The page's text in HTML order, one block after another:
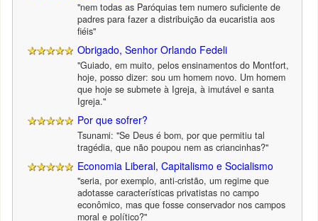
"nem todas as Paróquias tem numero suficiente de
padres para fazer a distribuição da eucaristia aos
fiéis"
Obrigado, Senhor Orlando Fedeli
"Guiado, em muito, pelos ensinamentos do Montfort,
hoje, posso dizer: sou um homem novo. Um homem
que hoje se submete à Igreja, à imutável e santa
Igreja."
Por que sofrer?
Tsunami: "Se Deus é bom, por que permitiu tal
tragédia, que não poupou nem as criancinhas?"
Economia Liberal, Capitalismo e Socialismo
"seria, por exemplo, anti-cristão, um regime que
adotasse características privatistas no campo
econômico, mas que fosse conservador nos campos
moral e político?"